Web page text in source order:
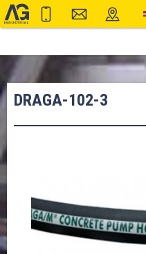
DRAGA-102-3